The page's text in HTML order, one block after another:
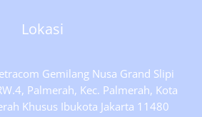
Lokasi
Gemilang Nusa Grand Slipi
Palmerah, Kec. Palmerah, Kota
Khusus Ibukota Jakarta 11480